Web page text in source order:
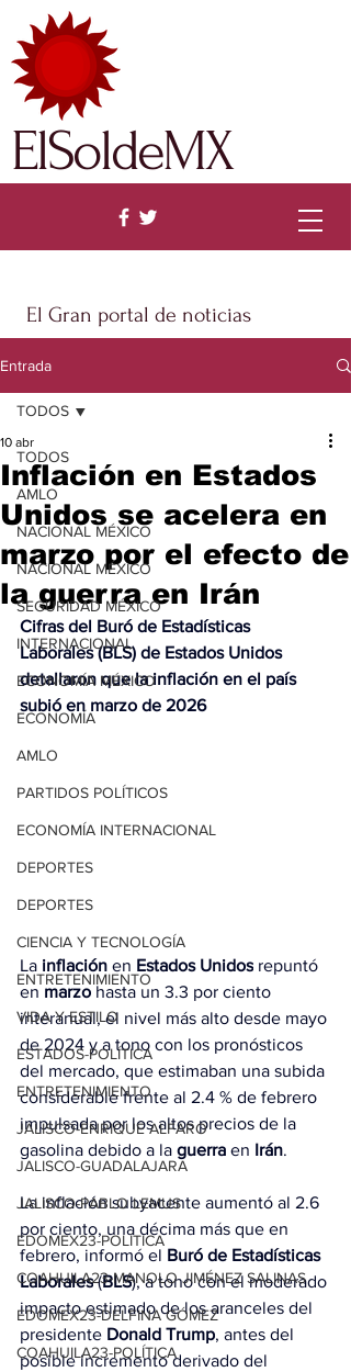
El Gran portal de noticias
ElSoldeMX
Entrada
TODOS
AMLO
NACIONAL MÉXICO
NACIONAL MÉXICO
SEGURIDAD MÉXICO
INTERNACIONAL
ECONOMÍA MÉXICO
ECONOMÍA
AMLO
PARTIDOS POLÍTICOS
ECONOMÍA INTERNACIONAL
DEPORTES
DEPORTES
CIENCIA Y TECNOLOGÍA
ENTRETENIMIENTO
VIDA Y ESTILO
ESTADOS-POLÍTICA
ENTRETENIMIENTO
JALISCO-ENRIQUE ALFARO
JALISCO-GUADALAJARA
JALISCO-PABLO LEMUS
EDOMEX23-POLÍTICA
COAHUILA23-MANOLO JIMÉNEZ SALINAS
EDOMEX23-DELFINA GÓMEZ
COAHUILA23-POLÍTICA
TODOS
Inflación en Estados
Unidos se acelera en
marzo por el efecto de
la guerra en Irán
10 abr
Cifras del Buró de Estadísticas
Laborales (BLS) de Estados Unidos
detallaron que la inflación en el país
subió en marzo de 2026
La inflación en Estados Unidos repuntó
en marzo hasta un 3.3 por ciento
interanual, el nivel más alto desde mayo
de 2024 y a tono con los pronósticos
del mercado, que estimaban una subida
considerable frente al 2.4 % de febrero
impulsada por los altos precios de la
gasolina debido a la guerra en Irán.
La inflación subyacente aumentó al 2.6
por ciento, una décima más que en
febrero, informó el Buró de Estadísticas
Laborales (BLS), a tono con el moderado
impacto estimado de los aranceles del
presidente Donald Trump, antes del
posible incremento derivado del